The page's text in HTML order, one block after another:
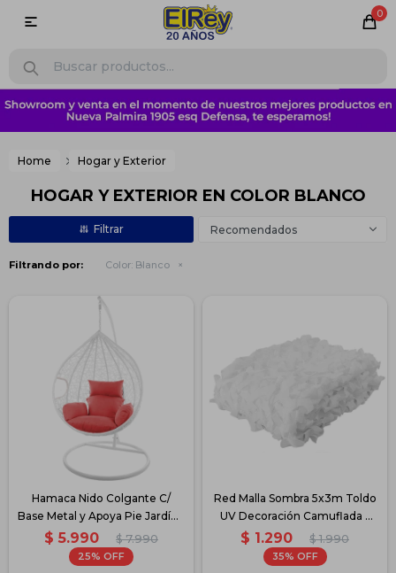
0

Home Hogar y Exterior
HOGAR Y EXTERIOR EN COLOR BLANCO
Recomendados
Filtrando por: Color: Blanco
Hamaca Nido Colgante C/
Base Metal y Apoya Pie Jardín -
Blanco
$ 5.990 $ 7.990
25
Red Malla Sombra 5x3m Toldo
UV Decoración Camuflada -
Blanco
$ 1.290 $ 1.990
35